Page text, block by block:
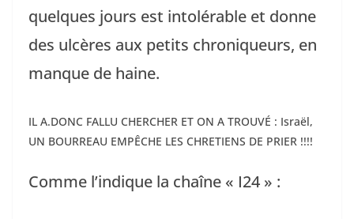
quelques jours est intolérable et donne
des ulcères aux petits chroniqueurs, en
manque de haine.
IL A.DONC FALLU CHERCHER ET ON A TROUVÉ : Israël,
UN BOURREAU EMPÊCHE LES CHRETIENS DE PRIER !!!!
Comme l’indique la chaîne « I24 » :